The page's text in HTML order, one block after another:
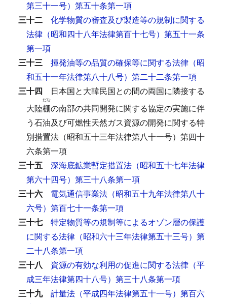
第三十一号）第五十条第一項
三十二 化学物質の審査及び製造等の規制に関する
法律（昭和四十八年法律第百十七号）第五十一条
第一項
三十三 揮発油等の品質の確保等に関する法律（昭
和五十一年法律第八十八号）第二十二条第一項
三十四 日本国と大韓民国との間の両国に隣接する
大陸棚
だな
の南部の共同開発に関する協定の実施に伴
う石油及び可燃性天然ガス資源の開発に関する特
別措置法（昭和五十三年法律第八十一号）第四十
六条第一項
三十五 深海底鉱業暫定措置法（昭和五十七年法律
第六十四号）第三十八条第一項
三十六 電気通信事業法（昭和五十九年法律第八十
六号）第百七十一条第一項
三十七 特定物質等の規制等によるオゾン層の保護
に関する法律（昭和六十三年法律第五十三号）第
二十八条第一項
三十八 資源の有効な利用の促進に関する法律（平
成三年法律第四十八号）第三十八条第一項
三十九 計量法（平成四年法律第五十一号）第百六